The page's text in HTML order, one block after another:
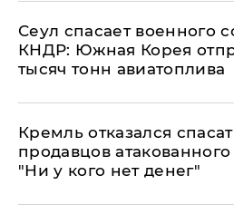
​Сеул спасает военного
КНДР: Южная Корея
тысяч тонн авиатоплива
Кремль отказался
продавцов
"Ни у кого нет денег"